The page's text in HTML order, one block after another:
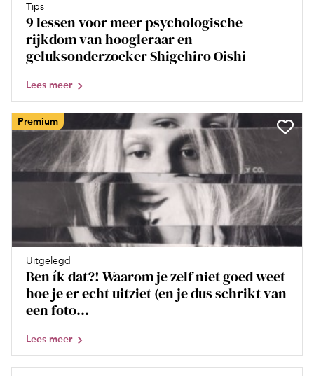
Tips
9 lessen voor meer psychologische
rijkdom van hoogleraar en
geluksonderzoeker Shigehiro Oishi
Lees meer
Premium
Uitgelegd
Ben ík dat?! Waarom je zelf niet goed weet
hoe je er echt uitziet (en je dus schrikt van
een foto...
Lees meer